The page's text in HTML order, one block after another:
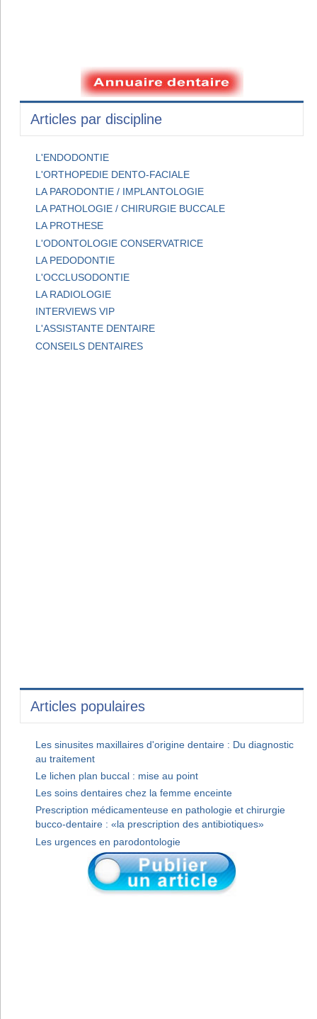
Articles par discipline
L'ENDODONTIE
L'ORTHOPEDIE DENTO-FACIALE
LA PARODONTIE / IMPLANTOLOGIE
LA PATHOLOGIE / CHIRURGIE BUCCALE
LA PROTHESE
L'ODONTOLOGIE CONSERVATRICE
LA PEDODONTIE
L'OCCLUSODONTIE
LA RADIOLOGIE
INTERVIEWS VIP
L'ASSISTANTE DENTAIRE
CONSEILS DENTAIRES
Articles populaires
Les sinusites maxillaires d'origine dentaire : Du diagnostic
au traitement
Le lichen plan buccal : mise au point
Les soins dentaires chez la femme enceinte
Prescription médicamenteuse en pathologie et chirurgie
bucco-dentaire : «la prescription des antibiotiques»
Les urgences en parodontologie